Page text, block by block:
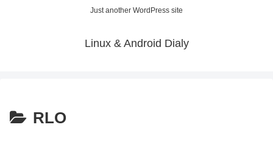
Just another WordPress site
Linux & Android Dialy
RLO